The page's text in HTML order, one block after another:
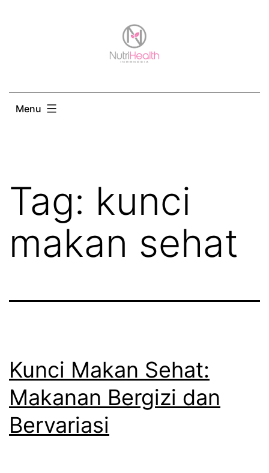
Menu
Tag: kunci
makan sehat
Kunci Makan Sehat:
Makanan Bergizi dan
Bervariasi